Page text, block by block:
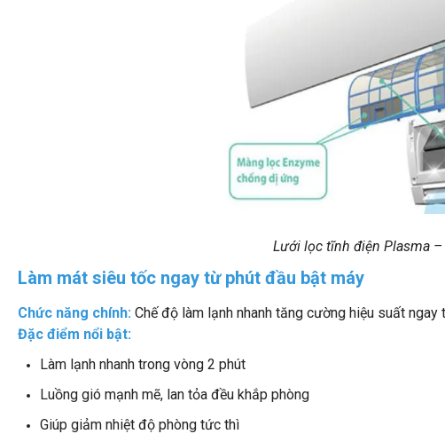
Lưới lọc tĩnh điện Plasma
Làm mát siêu tốc ngay từ phút đầu bật máy
Chức năng chính: Chế độ làm lạnh nhanh tăng cường hiệu suất
Đặc điểm nổi bật:
Làm lạnh nhanh trong vòng 2 phút
Luồng gió mạnh mẽ, lan tỏa đều khắp phòng
Giúp giảm nhiệt độ phòng tức thì